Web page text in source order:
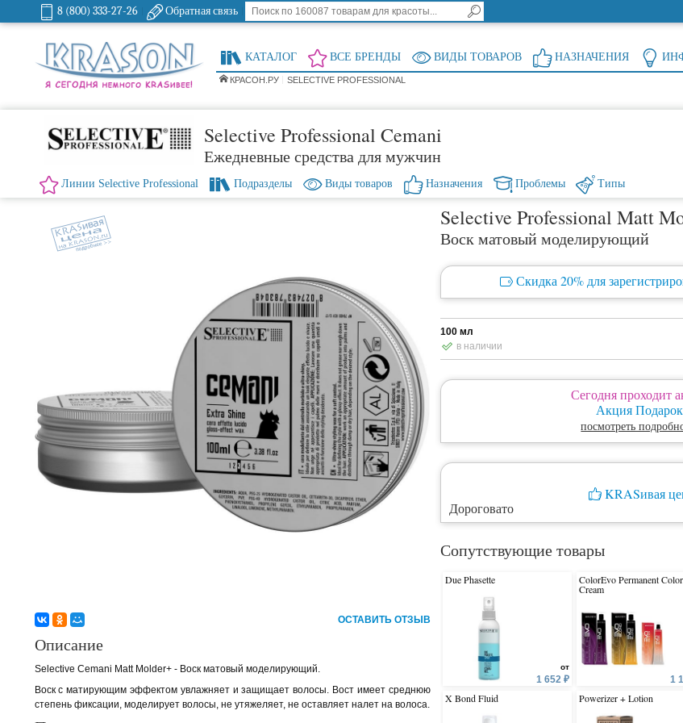
8 (800) 333-27-26 Обратная связь
КАТАЛОГ ВСЕ БРЕНДЫ ВИДЫ ТОВАРОВ НАЗНАЧЕНИЯ
КРАСОН.РУ SELECTIVE PROFESSIONAL
Selective Professional Cemani
Ежедневные средства для мужчин
Линии Selective Professional Подразделы Виды товаров Назначения Проблемы Типы
ОСТАВИТЬ ОТЗЫВ
Selective Professional Matt
Воск матовый моделирующий
Скидка 20% для
100 мл
в наличии
Сегодня проходит
Акция
посмотреть
KRASивая
Дороговато
Сопутствующие товары
Due Phasette
от
1 652 ₽
X Bond Fluid
ColorEvo Permanent
Cream
1
Powerizer + Lotion
Описание
Selective Cemani Matt Molder+ - Воск матовый моделирующий.
Воск с матирующим эффектом увлажняет и защищает волосы. Вост имеет среднюю
степень фиксации, моделирует волосы, не утяжеляет, не оставляет налет на волоса.